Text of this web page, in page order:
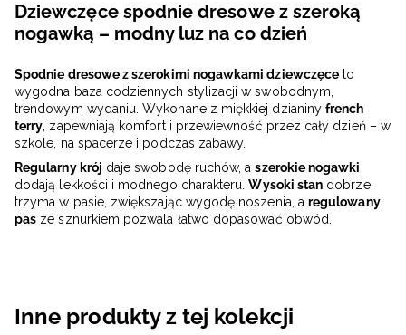
Dziewczęce spodnie dresowe z szeroką
nogawką – modny luz na co dzień
Spodnie dresowe z szerokimi nogawkami dziewczęce to
wygodna baza codziennych stylizacji w swobodnym,
trendowym wydaniu. Wykonane z miękkiej dzianinyfrench
terry, zapewniają komfort i przewiewność przez cały dzień – w
szkole, na spacerze i podczas zabawy.
Regularny krój daje swobodę ruchów, aszerokie nogawki
dodają lekkości i modnego charakteru.Wysoki stan dobrze
trzyma w pasie, zwiększając wygodę noszenia, aregulowany
pas ze sznurkiem pozwala łatwo dopasować obwód.
Inne produkty z tej kolekcji